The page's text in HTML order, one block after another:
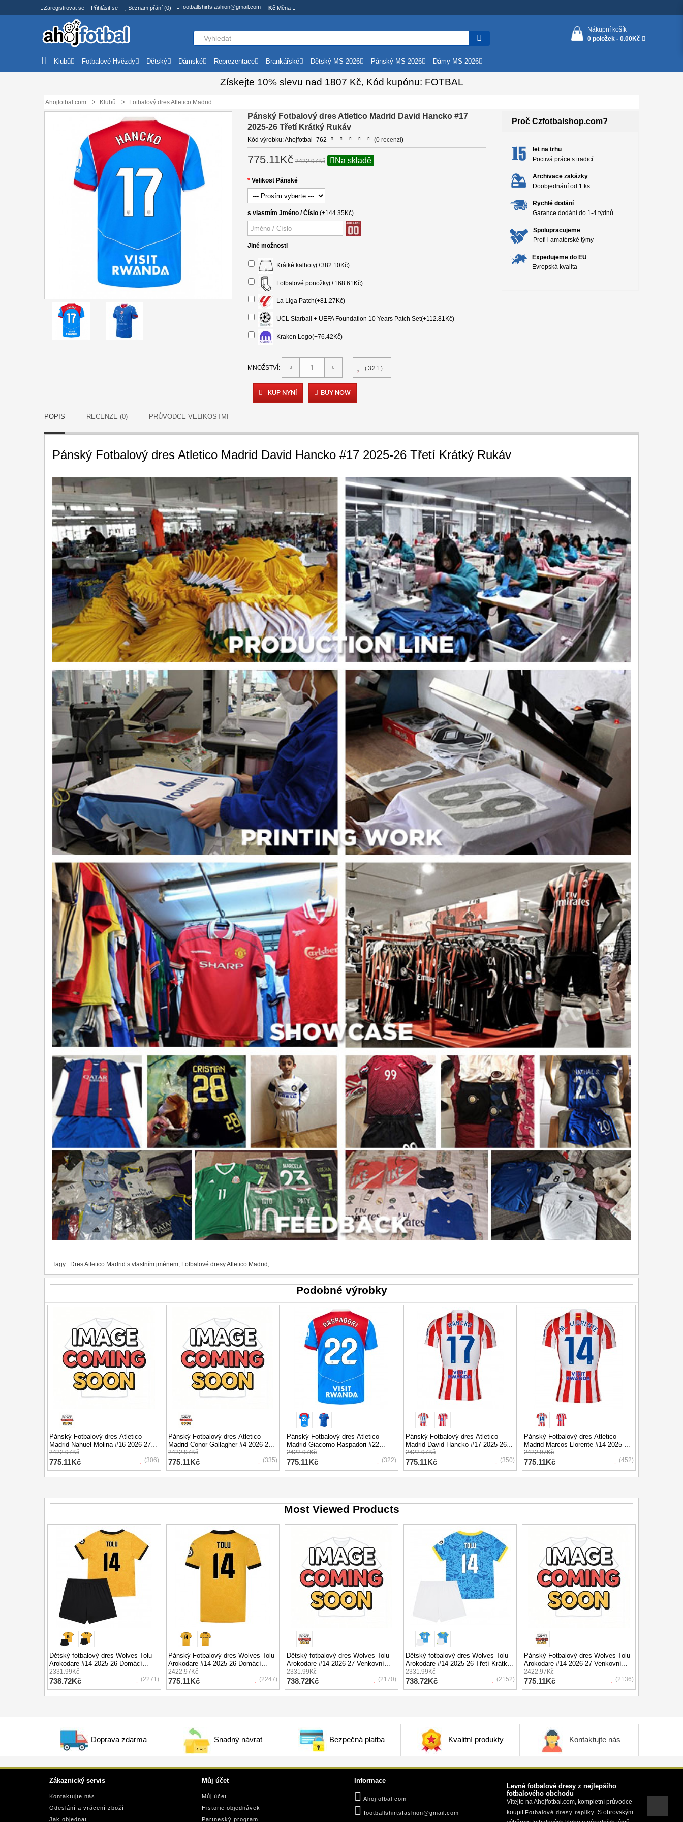
Zaregistrovat se Přihlásit se Seznam přání (0) footballshirtsfashion@gmail.com Kč Měna
Nákupní košík
0 položek - 0.00Kč
Klubů Fotbalové Hvězdy Dětský Dámské Reprezentace Brankářské Dětský MS 2026 Pánský MS 2026 Dámy MS 2026
Získejte 10%slevu nad 1807 Kč, Kód kupónu: FOTBAL
Ahojfotbal.com Klubů Fotbalový dres Atletico Madrid
Pánský Fotbalový dres Atletico Madrid David Hancko #17
2025-26 Třetí Krátký Rukáv
Kód výrobku: Ahojfotbal_762 (0 recenzí)
775.11Kč 2422.97Kč Na skladě
Velikost Pánské
s vlastním Jméno / Číslo(+144.35Kč)
Jiné možnosti
Krátké kalhoty(+382.10Kč)
Fotbalové ponožky(+168.61Kč)
La Liga Patch(+81.27Kč)
UCL Starball + UEFA Foundation 10 Years Patch Set(+112.81Kč)
Kraken Logo(+76.42Kč)
MNOŽSTVÍ: （321）
KUP NYNÍ BUY NOW
Proč Czfotbalshop.com?
let na trhu
Poctivá práce s tradicí
Archivace zakázky
Doobjednání od 1 ks
Rychlé dodání
Garance dodání do 1-4 týdnů
Spolupracujeme
Profi i amatérské týmy
Expedujeme do EU
Evropská kvalita
POPIS RECENZE (0) PRŮVODCE VELIKOSTMI
Pánský Fotbalový dres Atletico Madrid David Hancko #17 2025-26 Třetí Krátký Rukáv
Tagy:: Dres Atletico Madrid s vlastním jménem, Fotbalové dresy Atletico Madrid ,
Podobné výrobky
Pánský Fotbalový dres Atletico
Madrid Nahuel Molina #16 2026-27
Třetí Krátký Rukáv
2422.97Kč
775.11Kč (306)
Pánský Fotbalový dres Atletico
Madrid Conor Gallagher #4 2026-27
Domácí Krátký Rukáv
2422.97Kč
775.11Kč (335)
Pánský Fotbalový dres Atletico
Madrid Giacomo Raspadori #22
2025-26 Třetí Krátký Rukáv
2422.97Kč
775.11Kč (322)
Pánský Fotbalový dres Atletico
Madrid David Hancko #17 2025-26
Domácí Krátký Rukáv
2422.97Kč
775.11Kč (350)
Pánský Fotbalový dres Atletico
Madrid Marcos Llorente #14 2025-26
Domácí Krátký Rukáv
2422.97Kč
775.11Kč (452)
Most Viewed Products
Dětský fotbalový dres Wolves Tolu
Arokodare #14 2025-26 Domácí
Krátký Rukáv (+ trenýrky)
2331.99Kč
738.72Kč (2271)
Pánský Fotbalový dres Wolves Tolu
Arokodare #14 2025-26 Domácí
Krátký Rukáv
2422.97Kč
775.11Kč (2247)
Dětský fotbalový dres Wolves Tolu
Arokodare #14 2026-27 Venkovní
Krátký Rukáv (+ trenýrky)
2331.99Kč
738.72Kč (2170)
Dětský fotbalový dres Wolves Tolu
Arokodare #14 2025-26 Třetí Krátký
Rukáv (+ trenýrky)
2331.99Kč
738.72Kč (2152)
Pánský Fotbalový dres Wolves Tolu
Arokodare #14 2026-27 Venkovní
Krátký Rukáv
2422.97Kč
775.11Kč (2136)
Doprava zdarma Snadný návrat Bezpečná platba Kvalitní produkty Kontaktujte nás
Zákaznický servis
Kontaktujte nás
Odeslání a vrácení zboží
Jak objednat
Můj účet
Můj účet
Historie objednávek
Partneský program
Informace
Ahojfotbal.com
footballshirtsfashion@gmail.com
Levné fotbalové dresy z nejlepšího
fotbalového obchodu
Vítejte na Ahojfotbal.com, kompletní průvodce
koupit Fotbalové dresy repliky. S obrovským